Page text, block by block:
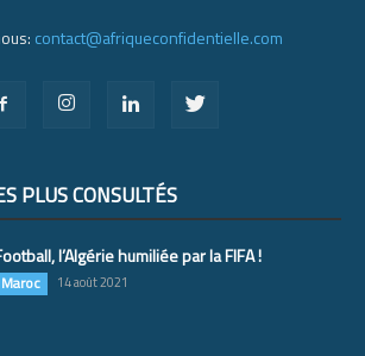
contact@afriqueconfidentielle.com
PLUS CONSULTÉS
l’Algérie humiliée par la FIFA !
Maroc 14 août 2021